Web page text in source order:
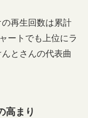
再生回数は累計
ートでも上位にラ
とさんの代表曲
高まり